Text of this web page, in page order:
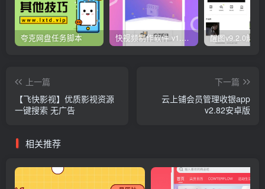
夸克网盘任务脚本 快视频制作软件 v1.1.1安卓版
上一篇
【飞快影视】优质影视资源
一键搜索 无广告
下一篇
云上铺会员管理收银app
v2.82安卓版
相关推荐